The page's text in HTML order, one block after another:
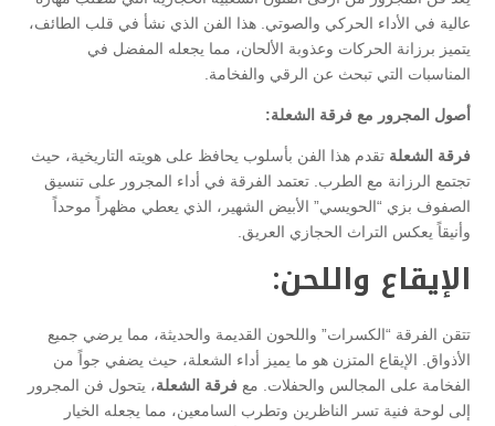
عالية في الأداء الحركي والصوتي. هذا الفن الذي نشأ في قلب الطائف،
يتميز برزانة الحركات وعذوبة الألحان، مما يجعله المفضل في
المناسبات التي تبحث عن الرقي والفخامة.
أصول المجرور مع فرقة الشعلة:
فرقة الشعلة تقدم هذا الفن بأسلوب يحافظ على هويته التاريخية، حيث
تجتمع الرزانة مع الطرب. تعتمد الفرقة في أداء المجرور على تنسيق
الصفوف بزي “الحويسي” الأبيض الشهير، الذي يعطي مظهراً موحداً
وأنيقاً يعكس التراث الحجازي العريق.
الإيقاع واللحن:
تتقن الفرقة “الكسرات” واللحون القديمة والحديثة، مما يرضي جميع
الأذواق. الإيقاع المتزن هو ما يميز أداء الشعلة، حيث يضفي جواً من
الفخامة على المجالس والحفلات. مع فرقة الشعلة، يتحول فن المجرور
إلى لوحة فنية تسر الناظرين وتطرب السامعين، مما يجعله الخيار